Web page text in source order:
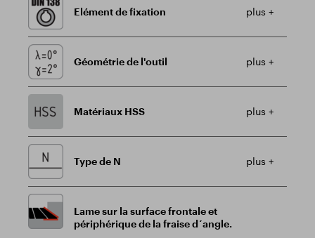
Elément de fixation plus +
Géométrie de l'outil plus +
Matériaux HSS plus +
Type de N plus +
Lame sur la surface frontale et
périphérique de la fraise d´angle.